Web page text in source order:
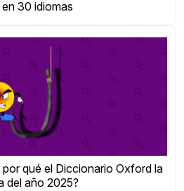
30 idiomas
por qué el Diccionario Oxford la
del año 2025?